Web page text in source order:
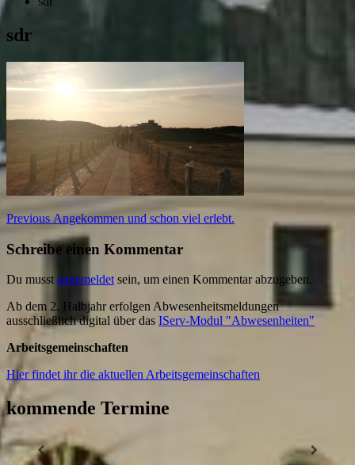
sdr
Beitragsnavigation
Previous Previous
post:
Angekommen und schon viel erlebt.
Schreibe einen Kommentar
Du musst angemeldet sein, um einen Kommentar abzugeben.
Ab dem 2. Halbjahr erfolgen Abwesenheitsmeldungen
ausschließlich digital über das IServ-Modul "Abwesenheiten"
Arbeitsgemeinschaften
Hier findet ihr die aktuellen Arbeitsgemeinschaften
kommende Termine